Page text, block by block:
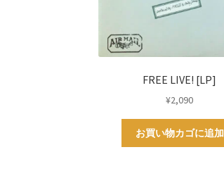
FREE LIVE! [LP]
¥2,090
お買い物カゴに追加